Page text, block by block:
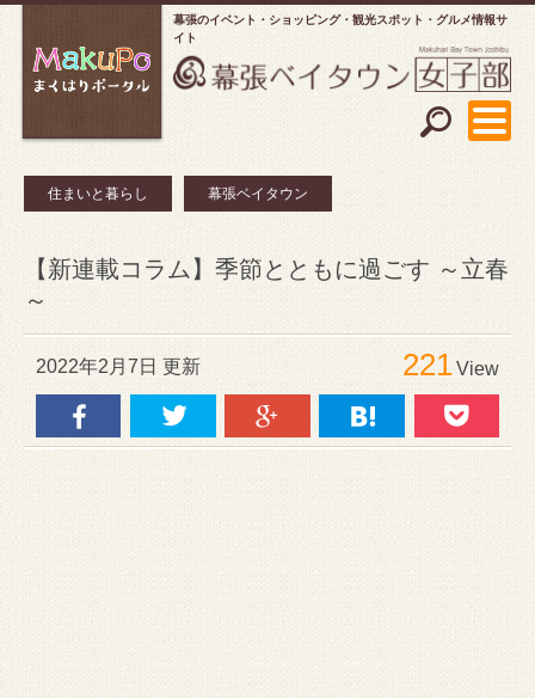
幕張のイベント・ショッピング
観光スポット・グルメ情報サ
イト
住まいと暮らし 幕張ベイタウン
【新連載コラム】季節とともに過ごす ～立春
～
2022年2月7日 更新 221View